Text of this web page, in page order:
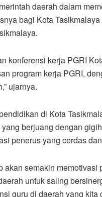
daerah dalam
bagi Kota
konferensi kerja PGRI
program kerja PGRI,
ujarnya.
di Kota
berjuang dengan
penerus yang cerdas
semakin memotivasi
untuk saling
guru di daerah yang kita